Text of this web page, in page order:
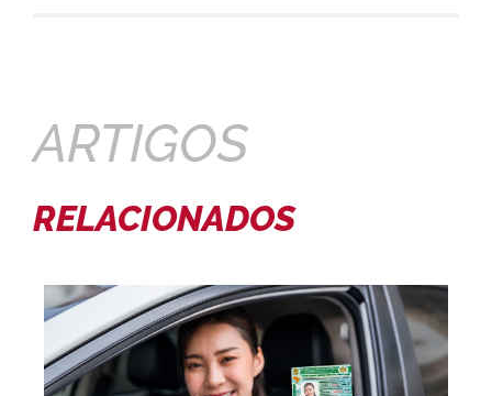
ARTIGOS
RELACIONADOS